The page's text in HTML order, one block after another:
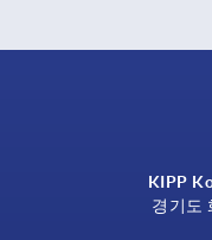
KIPP
경기도